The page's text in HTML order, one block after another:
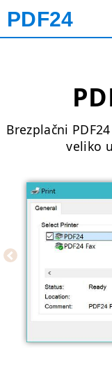
PDF24
Brezplačni
veliko